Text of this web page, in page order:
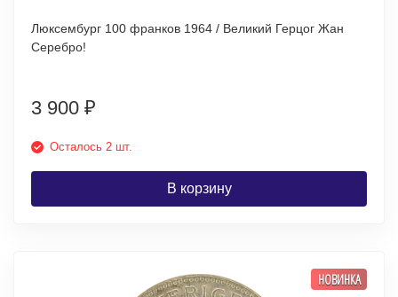
Люксембург 100 франков 1964 / Великий Герцог Жан
Серебро!
3 900 ₽
Осталось 2 шт.
В корзину
НОВИНКА